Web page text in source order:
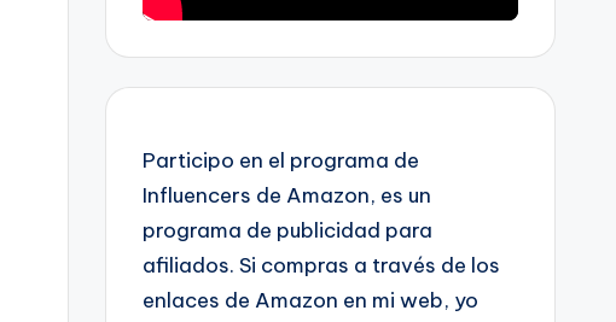
Participo en el programa de
Influencers de Amazon, es un
programa de publicidad para
afiliados. Si compras a través de los
enlaces de Amazon en mi web, yo